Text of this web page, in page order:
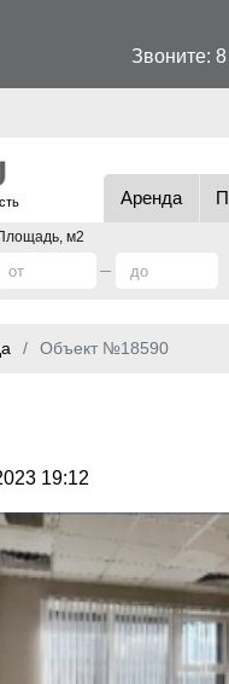
Звоните:
Аренда
м2
Объект №18590
19:12